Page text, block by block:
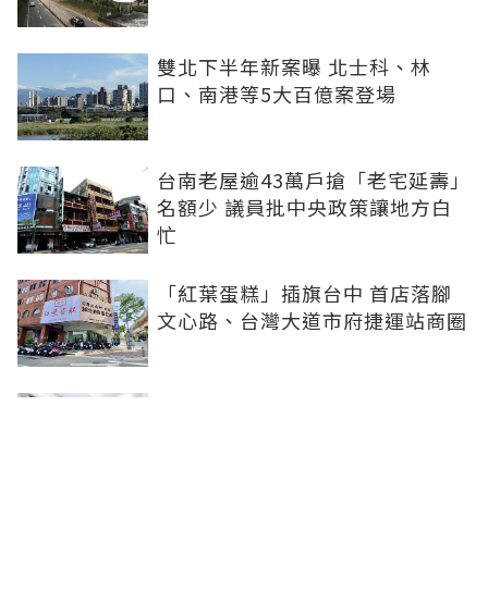
雙北下半年新案曝 北士科、林
口、南港等5大百億案登場
台南老屋逾43萬戶搶「老宅延壽」
名額少 議員批中央政策讓地方白
忙
「紅葉蛋糕」插旗台中 首店落腳
文心路、台灣大道市府捷運站商圈